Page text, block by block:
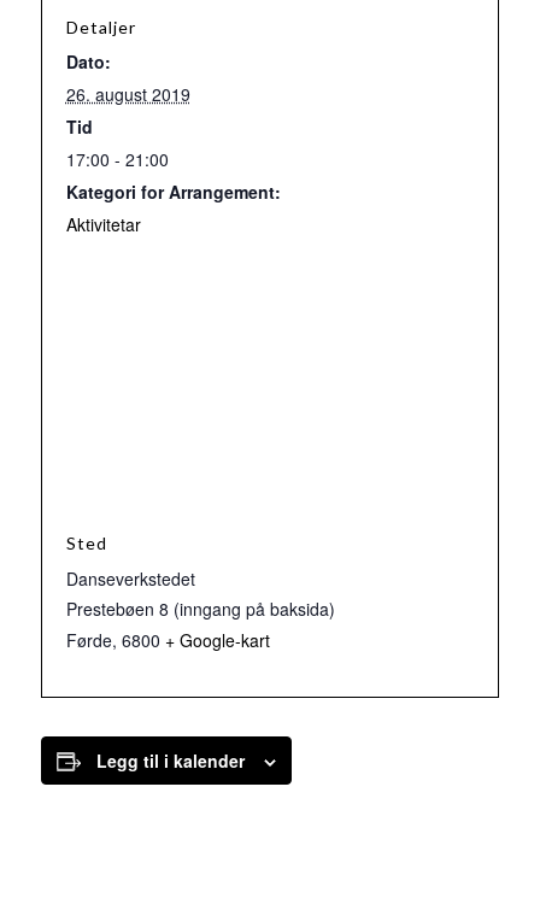
Detaljer
Dato:
26. august 2019
Tid
17:00 - 21:00
Kategori for Arrangement:
Aktivitetar
Sted
Danseverkstedet
Prestebøen 8 (inngang på baksida)
Førde, 6800 + Google-kart
Legg til i kalender